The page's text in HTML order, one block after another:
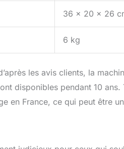
36 x 20 x 26
6 kg
les avis clients, la
disponibles pendant 10
en France, ce qui peut être